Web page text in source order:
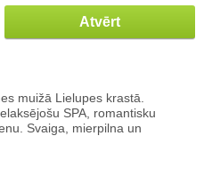
Atvērt
muižā Lielupes krastā.
SPA, romantisku
Svaiga, mierpilna un